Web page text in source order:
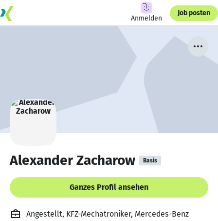
Anmelden
Job posten
Alexander Zacharow Basis
Ganzes Profil ansehen
Angestellt, KFZ-Mechatroniker, Mercedes-Benz